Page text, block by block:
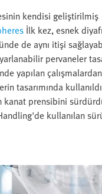
kendisi geliştirilmiş
İlk kez, esnek
de aynı itişi
pervaneler
yapılan
tasarımında
kanat prensibini
kullanılan